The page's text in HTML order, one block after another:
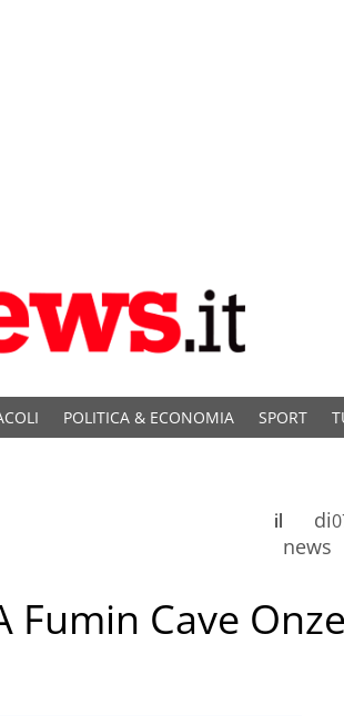
POLITICA & ECONOMIA SPORT
di
news
il
Fumin Cave